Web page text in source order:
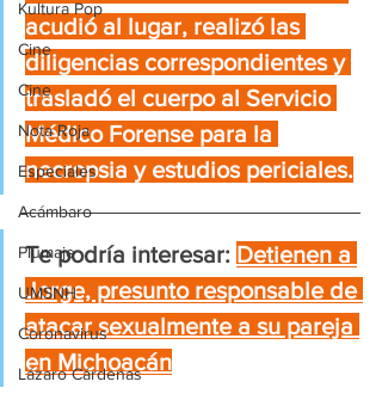
Kultura Pop
Cine
Cine
Nota Roja
Especiales
Acámbaro
Plumaje
UMSNH
Coronavirus
Lázaro Cárdenas
acudió al lugar, realizó las
diligencias correspondientes y
trasladó el cuerpo al Servicio
Médico Forense para la
necropsia y estudios periciales.
Te podría interesar: Detienen a
Jorge, presunto responsable de
atacar sexualmente a su pareja
en Michoacán